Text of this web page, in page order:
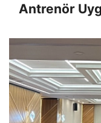
Antrenör